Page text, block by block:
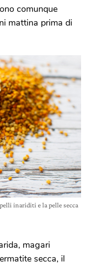
comunque
mattina prima di
inariditi e la pelle secca
magari
secca, il